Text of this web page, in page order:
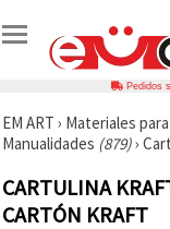
Pedidos
EM ART › Materiales
Manualidades (879)›
CARTULINA
CARTÓN KRAFT